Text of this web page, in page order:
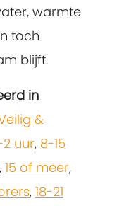
warmte
toch
blijft.
in
&
2 uur, 8-15
, 15 of meer,
, 18-21